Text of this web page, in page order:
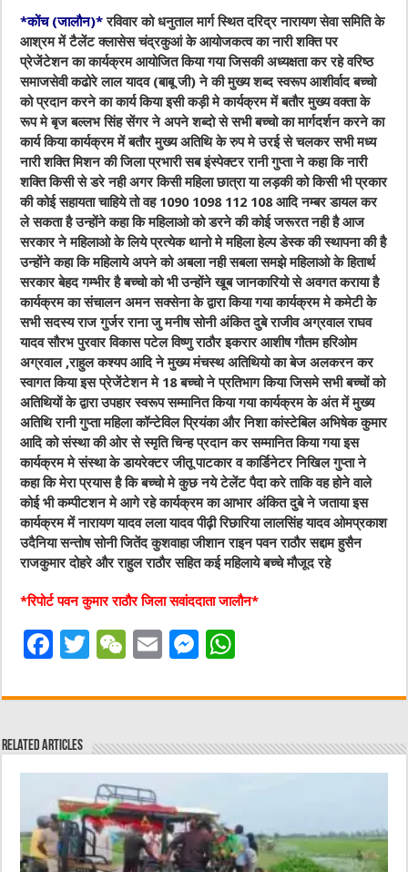
*कोंच (जालौन)* रविवार को धनुताल मार्ग स्थित दरिद्र नारायण सेवा समिति के
आश्रम में टैलेंट क्लासेस चंद्रकुआं के आयोजकत्व का नारी शक्ति पर
प्रेजेंटेशन का कार्यक्रम आयोजित किया गया जिसकी अध्यक्षता कर रहे वरिष्ठ
समाजसेवी कढोरे लाल यादव (बाबू जी) ने की मुख्य शब्द स्वरूप आशीर्वाद बच्चो
को प्रदान करने का कार्य किया इसी कड़ी मे कार्यक्रम में बतौर मुख्य वक्ता के
रूप मे बृज बल्लभ सिंह सेंगर ने अपने शब्दो से सभी बच्चो का मार्गदर्शन करने का
कार्य किया कार्यक्रम में बतौर मुख्य अतिथि के रुप मे उरई से चलकर सभी मध्य
नारी शक्ति मिशन की जिला प्रभारी सब इंस्पेक्टर रानी गुप्ता ने कहा कि नारी
शक्ति किसी से डरे नही अगर किसी महिला छात्रा या लड़की को किसी भी प्रकार
की कोई सहायता चाहिये तो वह 1090 1098 112 108 आदि नम्बर डायल कर
ले सकता है उन्होंने कहा कि महिलाओ को डरने की कोई जरूरत नही है आज
सरकार ने महिलाओ के लिये प्रत्येक थानो मे महिला हेल्प डेस्क की स्थापना की है
उन्होंने कहा कि महिलाये अपने को अबला नही सबला समझे महिलाओ के हितार्थ
सरकार बेहद गम्भीर है बच्चो को भी उन्होंने खूब जानकारियो से अवगत कराया है
कार्यक्रम का संचालन अमन सक्सेना के द्वारा किया गया कार्यक्रम मे कमेटी के
सभी सदस्य राज गुर्जर राना जु मनीष सोनी अंकित दुबे राजीव अग्रवाल राघव
यादव सौरभ पुरवार विकास पटेल विष्णु राठौर इकरार आशीष गौतम हरिओम
अग्रवाल ,राहुल कश्यप आदि ने मुख्य मंचस्थ अतिथियो का बेज अलकरन कर
स्वागत किया इस प्रेजेंटेशन मे 18 बच्चो ने प्रतिभाग किया जिसमे सभी बच्चों को
अतिथियों के द्वारा उपहार स्वरूप सम्मानित किया गया कार्यक्रम के अंत में मुख्य
अतिथि रानी गुप्ता महिला कॉन्टेविल प्रियंका और निशा कांस्टेबिल अभिषेक कुमार
आदि को संस्था की ओर से स्मृति चिन्ह प्रदान कर सम्मानित किया गया इस
कार्यक्रम मे संस्था के डायरेक्टर जीतू पाटकार व कार्डिनेटर निखिल गुप्ता ने
कहा कि मेरा प्रयास है कि बच्चो मे कुछ नये टेलेंट पैदा करे ताकि वह होने वाले
कोई भी कम्पीटशन मे आगे रहे कार्यक्रम का आभार अंकित दुबे ने जताया इस
कार्यक्रम में नारायण यादव लला यादव पीढ़ी रिछारिया लालसिंह यादव ओमप्रकाश
उदैनिया सन्तोष सोनी जितेंद कुशवाहा जीशान राइन पवन राठौर सद्दाम हुसैन
राजकुमार दोहरे और राहुल राठौर सहित कई महिलाये बच्चे मौजूद रहे
*रिपोर्ट पवन कुमार राठौर जिला सवांददाता जालौन*
F
c
e
b
o
o
k
T
it
r
W
C
at
E
ai
M
ss
n
er
at
A
p
Related Articles